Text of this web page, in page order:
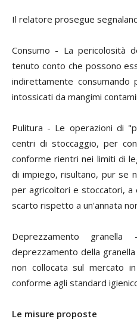
Il relatore prosegue
Consumo - La pericolosità
tenuto conto che possono
indirettamente
intossicati da mangimi
Pulitura - Le operazioni di
centri di stoccaggio, per
conforme rientri nei limiti di
di impiego, risultano, pur se
per agricoltori e stoccatori, a
scarto rispetto a un'annata
Deprezzamento granella
deprezzamento della
non collocata sul mercato
conforme agli standard
Le misure proposte